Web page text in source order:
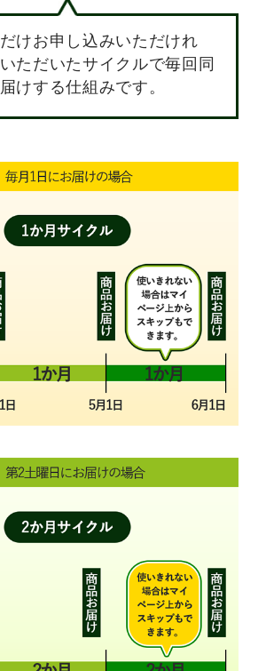
けお申し込みいただけれ
ただいたサイクルで毎回同
けする仕組みです。